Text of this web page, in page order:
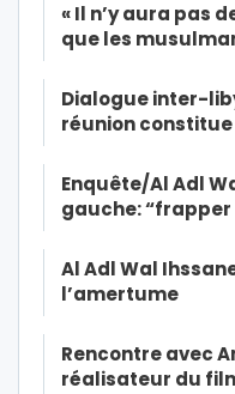
« Il n’y aura pas
que les
Dialogue inter-
réunion
Enquête/Al Adl
gauche:
Al Adl Wal
l’amertume
Rencontre avec
réalisateur du